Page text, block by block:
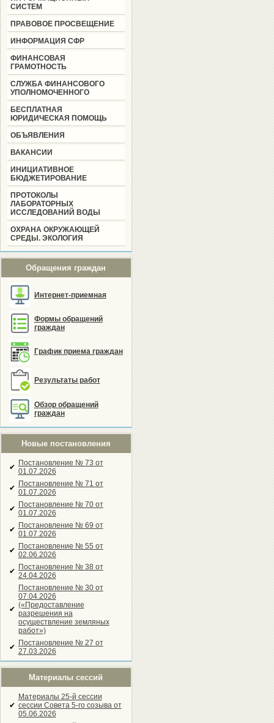
СИСТЕМ
ПРАВОВОЕ ПРОСВЕЩЕНИЕ
ИНФОРМАЦИЯ СФР
ФИНАНСОВАЯ
ГРАМОТНОСТЬ
СЛУЖБА ФИНАНСОВОГО
УПОЛНОМОЧЕННОГО
БЕСПЛАТНАЯ
ЮРИДИЧЕСКАЯ ПОМОЩЬ
ОБЪЯВЛЕНИЯ
ВАКАНСИИ
ИНИЦИАТИВНОЕ
БЮДЖЕТИРОВАНИЕ
ПРОТОКОЛЫ
ЛАБОРАТОРНЫХ
ИССЛЕДОВАНИЙ ВОДЫ
ОХРАНА ОКРУЖАЮЩЕЙ
СРЕДЫ. ЭКОЛОГИЯ
Обращения граждан
Интернет-приемная
Формы обращений
граждан
График приема граждан
Результаты работ
Обзор обращений
граждан
Новые постановления
✔ Постановление № 73 от
01.07.2026
✔ Постановление № 71 от
01.07.2026
✔ Постановление № 70 от
01.07.2026
✔ Постановление № 69 от
01.07.2026
✔ Постановление № 55 от
02.06.2026
✔ Постановление № 38 от
24.04.2026
✔
Постановление № 30 от
07.04.2026
(«Предоставление
разрешения на
осуществление земляных
работ»)
✔ Постановление № 27 от
27.03.2026
Материалы сессий
✔
Материалы 25-й сессии
сессии Совета 5-го созыва от
05.06.2026